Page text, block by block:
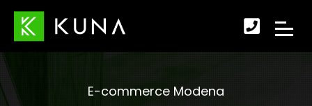
come
APRI
E-commerce Modena